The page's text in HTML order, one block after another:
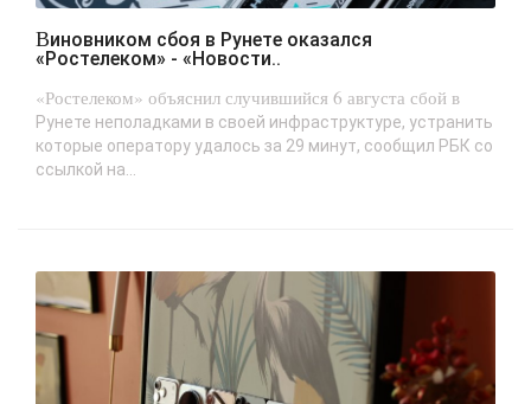
Виновником сбоя в Рунете оказался
«Ростелеком» - «Новости..
«Ростелеком» объяснил случившийся 6 августа сбой в
Рунете неполадками в своей инфраструктуре, устранить
которые оператору удалось за 29 минут, сообщил РБК со
ссылкой на...